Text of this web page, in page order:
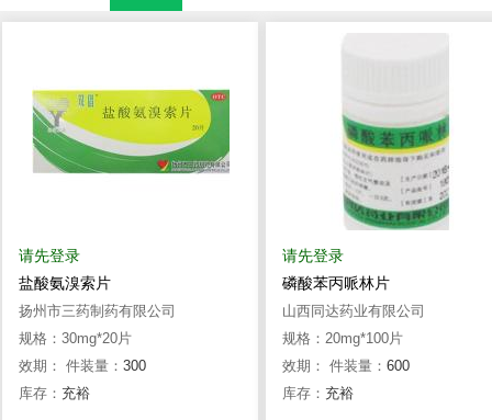
请先登录
盐酸氨溴索片
扬州市三药制药有限公司
规格：30mg*20片
效期： 件装量： 300
库存： 充裕
请先登录
磷酸苯丙哌林片
山西同达药业有限公司
规格：20mg*100片
效期： 件装量： 600
库存： 充裕